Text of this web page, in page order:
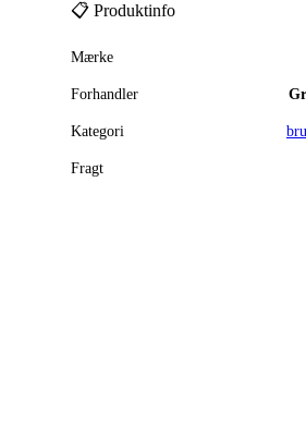
📋 Produktinfo
Mærke
Forhandler
Kategori
Fragt